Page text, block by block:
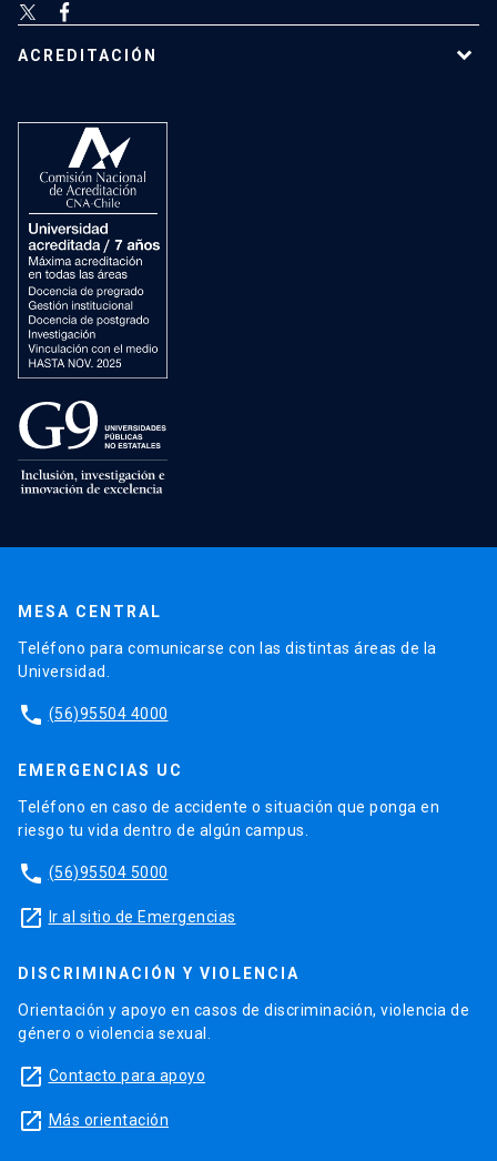
ACREDITACIÓN
MESA CENTRAL
Teléfono para comunicarse con las distintas áreas de la
Universidad.
phone (56)95504 4000
EMERGENCIAS UC
Teléfono en caso de accidente o situación que ponga en
riesgo tu vida dentro de algún campus.
phone (56)95504 5000
launch Ir al sitio de Emergencias
DISCRIMINACIÓN Y VIOLENCIA
Orientación y apoyo en casos de discriminación, violencia de
género o violencia sexual.
launch Contacto para apoyo
launch Más orientación